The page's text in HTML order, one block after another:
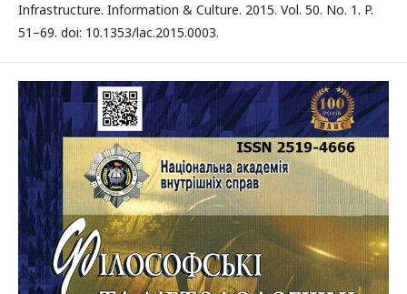
Infrastructure. Information & Culture. 2015. Vol. 50. Nо. 1. P.
51–69. doi: 10.1353/lac.2015.0003.